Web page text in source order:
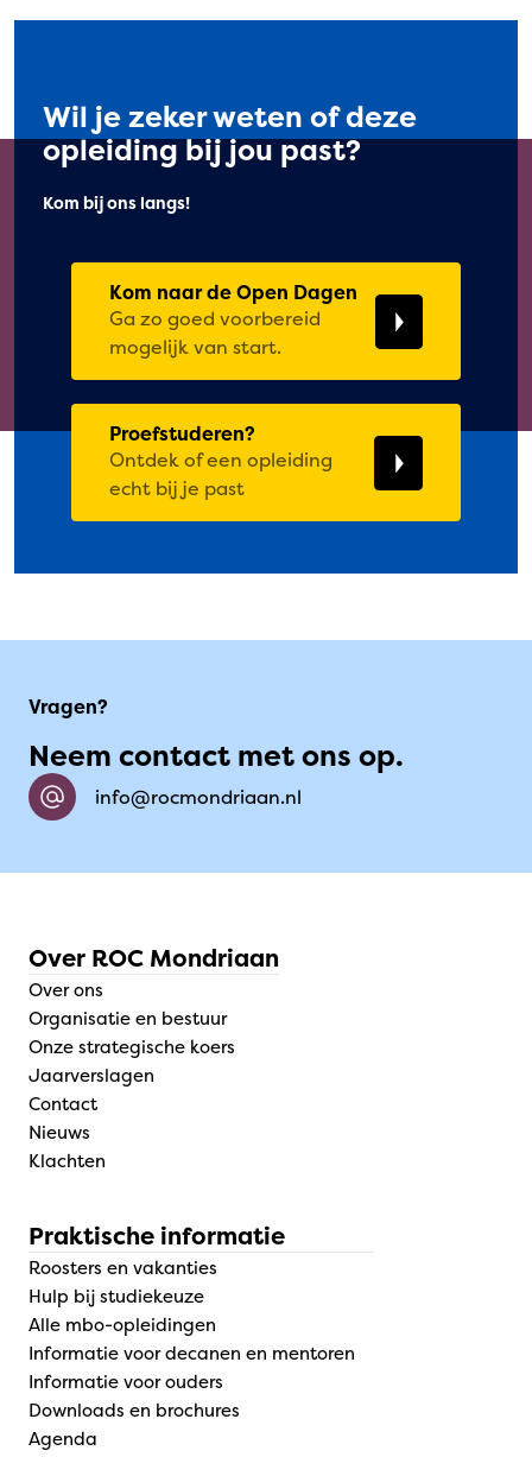
Wil je zeker weten of deze
opleiding bij jou past?
Kom bij ons langs!
Kom naar de Open Dagen
Ga zo goed voorbereid
mogelijk van start.
Proefstuderen?
Ontdek of een opleiding
echt bij je past
Vragen?
Neem contact met ons op.
info@rocmondriaan.nl
Over ROC Mondriaan
Over ons
Organisatie en bestuur
Onze strategische koers
Jaarverslagen
Contact
Nieuws
Klachten
Praktische informatie
Roosters en vakanties
Hulp bij studiekeuze
Alle mbo-opleidingen
Informatie voor decanen en mentoren
Informatie voor ouders
Downloads en brochures
Agenda